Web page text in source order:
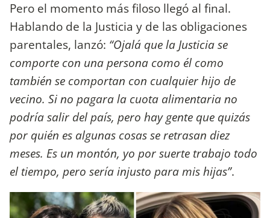
Pero el momento más filoso llegó al final.
Hablando de la Justicia y de las obligaciones
parentales, lanzó: “Ojalá que la Justicia se
comporte con una persona como él como
también se comportan con cualquier hijo de
vecino. Si no pagara la cuota alimentaria no
podría salir del país, pero hay gente que quizás
por quién es algunas cosas se retrasan diez
meses. Es un montón, yo por suerte trabajo todo
el tiempo, pero sería injusto para mis hijas”.